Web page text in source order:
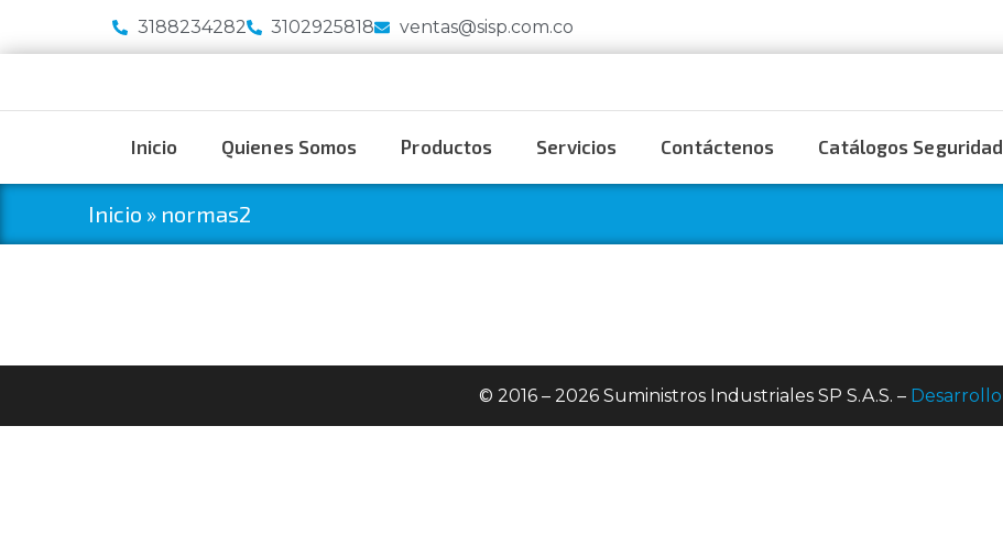
3188234282 3102925818 ventas@sisp.com.co
Inicio Quienes Somos Productos Servicios Contáctenos Catálogos
Inicio » normas2
© 2016 – 2026 Suministros Industriales SP S.A.S. – Desarrollo